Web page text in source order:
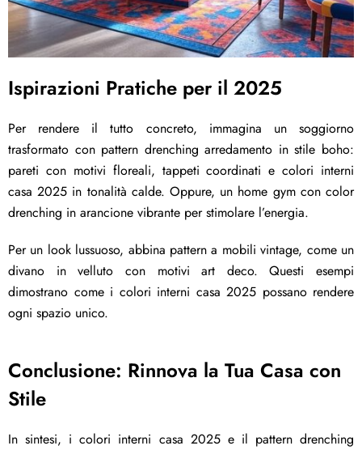
Ispirazioni Pratiche per il 2025
Per rendere il tutto concreto, immagina un soggiorno
trasformato con pattern drenching arredamento in stile boho:
pareti con motivi floreali, tappeti coordinati e colori interni
casa 2025 in tonalità calde. Oppure, un home gym con color
drenching in arancione vibrante per stimolare l’energia.
Per un look lussuoso, abbina pattern a mobili vintage, come un
divano in velluto con motivi art deco. Questi esempi
dimostrano come i colori interni casa 2025 possano rendere
ogni spazio unico.
Conclusione: Rinnova la Tua Casa con
Stile
In sintesi, i colori interni casa 2025 e il pattern drenching